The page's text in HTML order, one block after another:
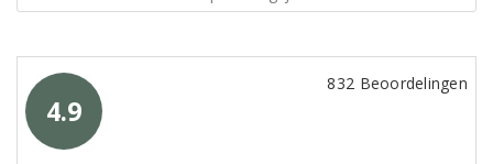
4.9
832 Beoordelingen